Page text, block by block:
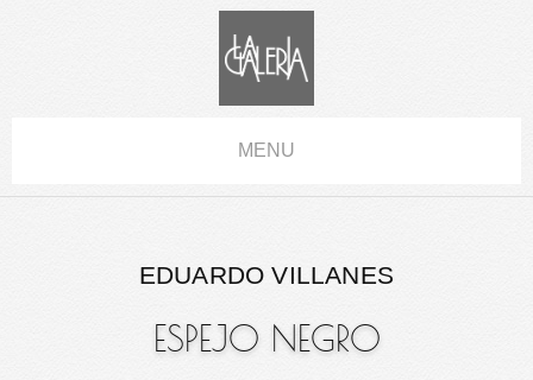
MENU
EDUARDO VILLANES
ESPEJO NEGRO